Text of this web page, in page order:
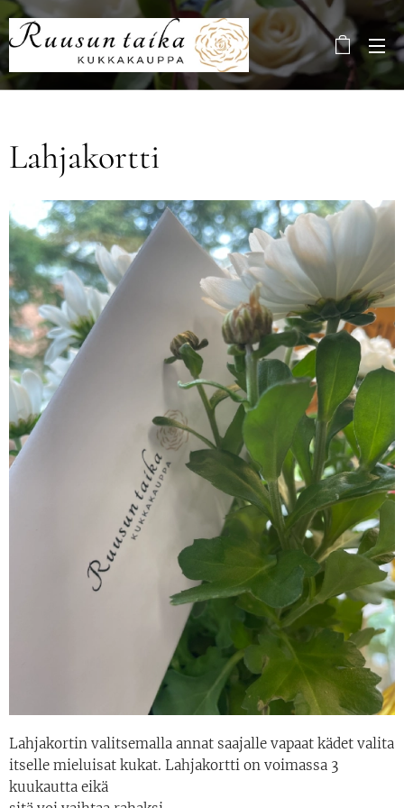
Lahjakortti
Lahjakortin valitsemalla annat saajalle vapaat kädet valita
itselle mieluisat kukat. Lahjakortti on voimassa 3
kuukautta eikä